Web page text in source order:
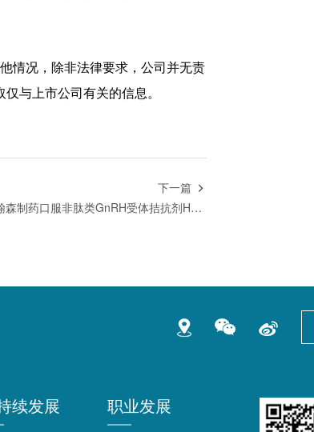
情况，除非法律要求，公司并无责
与上市公司有关的信息。
下一篇 
翰森制药口服非肽类GnRH受体拮抗剂HS-10518胶囊获批临床
续发展 职业发展